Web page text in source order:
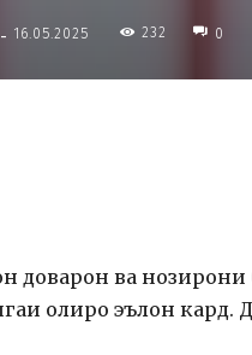
- 16.05.2025 232 0
доварон ва нозирони
олиро эълон кард.